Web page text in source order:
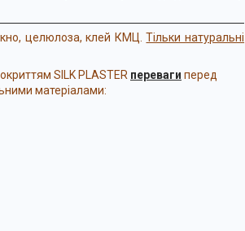
целюлоза, клей КМЦ.Тільки натуральні
SILK PLASTER переваги перед
матеріалами: